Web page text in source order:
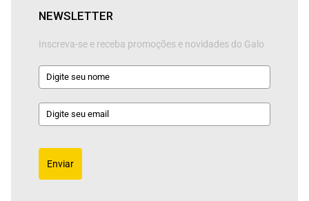
NEWSLETTER
Inscreva-se e receba promoções e novidades do Galo
Enviar